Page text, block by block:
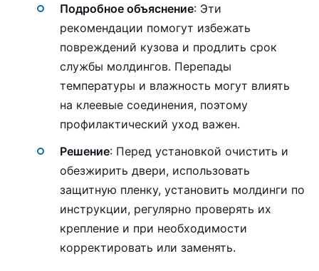
Подробное объяснение: Эти
рекомендации помогут избежать
повреждений кузова и продлить срок
службы молдингов. Перепады
температуры и влажность могут влиять
на клеевые соединения, поэтому
профилактический уход важен.
Решение: Перед установкой очистить и
обезжирить двери, использовать
защитную пленку, установить молдинги по
инструкции, регулярно проверять их
крепление и при необходимости
корректировать или заменять.